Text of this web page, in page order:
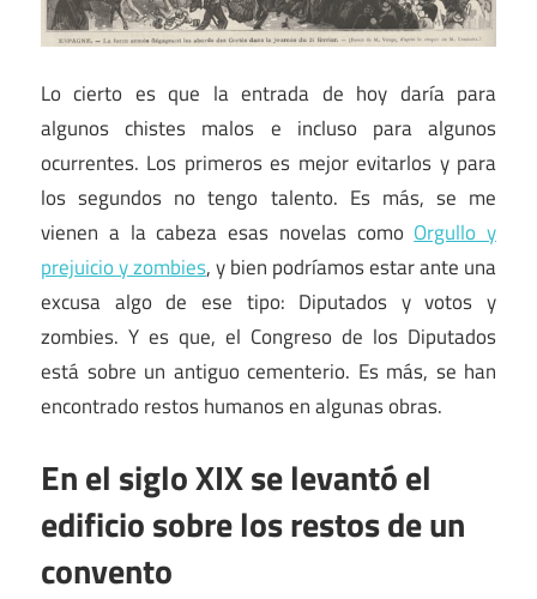
Lo cierto es que la entrada de hoy daría para
algunos chistes malos e incluso para algunos
ocurrentes. Los primeros es mejor evitarlos y para
los segundos no tengo talento. Es más, se me
vienen a la cabeza esas novelas como Orgullo y
prejuicio y zombies, y bien podríamos estar ante una
excusa algo de ese tipo: Diputados y votos y
zombies. Y es que, el Congreso de los Diputados
está sobre un antiguo cementerio. Es más, se han
encontrado restos humanos en algunas obras.
En el siglo XIX se levantó el
edificio sobre los restos de un
convento